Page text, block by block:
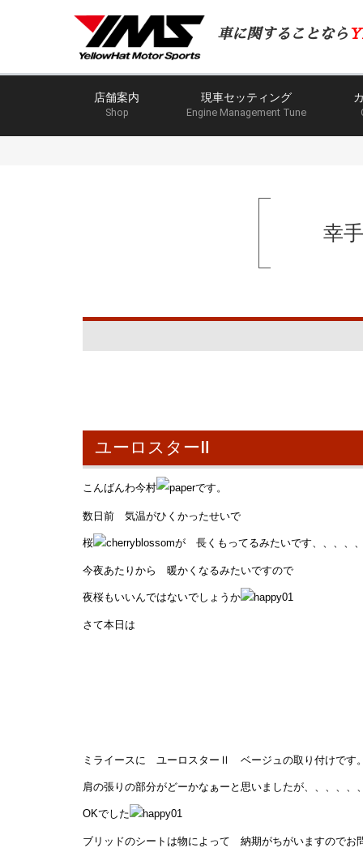
車に関することなら
店舗案内
Shop
現車セッティング
Engine Management Tune
幸
ユーロスターⅡ
こんばんわ今村 です。
数日前 気温がひくかったせいで
桜 が 長くもってるみたいです、、、、
今夜あたりから 暖かくなるみたいですので
夜桜もいいんではないでしょうか
さて本日は
ミライースに ユーロスターⅡ ベージュの取り付けです
肩の張りの部分がどーかなぁーと思いましたが、、、、、
OKでした
ブリッドのシートは物によって 納期がちがいますのでお